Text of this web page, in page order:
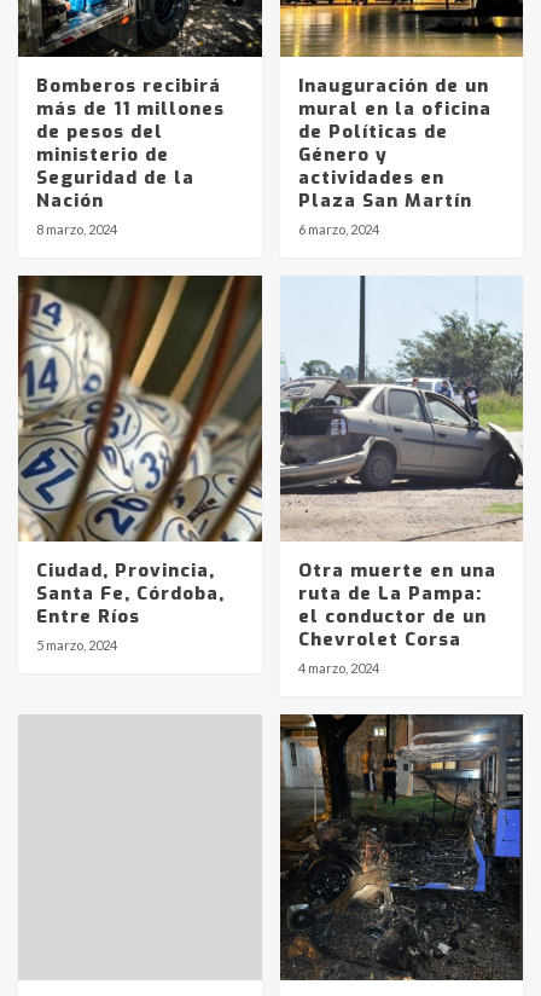
Bomberos recibirá
más de 11 millones
de pesos del
ministerio de
Seguridad de la
Nación
8 marzo, 2024
Inauguración de un
mural en la oficina
de Políticas de
Género y
actividades en
Plaza San Martín
6 marzo, 2024
Ciudad, Provincia,
Santa Fe, Córdoba,
Entre Ríos
5 marzo, 2024
Otra muerte en una
ruta de La Pampa:
el conductor de un
Chevrolet Corsa
4 marzo, 2024
pampeanos que fueron
en la mañana del lunes
Accidente en Ruta 5: falleció un
joven de Trenque Lauquen
Los precios de los combustibles en
La Pampa, desde YPF hasta Axion
entre 857 a 1338 pesos